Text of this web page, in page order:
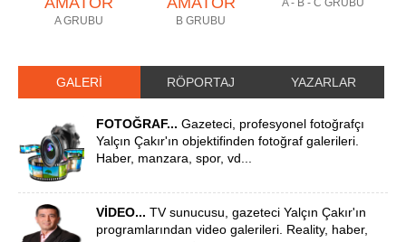
A GRUBU B GRUBU
A - B - C GRUBU
GALERİ RÖPORTAJ YAZARLAR
FOTOĞRAF... Gazeteci, profesyonel fotoğrafçı
Yalçın Çakır'ın objektifinden fotoğraf galerileri.
Haber, manzara, spor, vd...
VİDEO... TV sunucusu, gazeteci Yalçın Çakır'ın
programlarından video galerileri. Reality, haber,